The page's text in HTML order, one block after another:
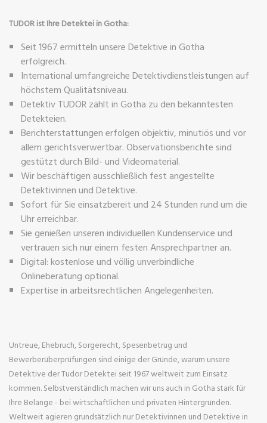
TUDOR ist Ihre Detektei in Gotha:
Seit 1967 ermitteln unsere Detektive in Gotha
erfolgreich.
International umfangreiche Detektivdienstleistungen auf
höchstem Qualitätsniveau.
Detektiv TUDOR zählt in Gotha zu den bekanntesten
Detekteien.
Berichterstattungen erfolgen objektiv, minutiös und vor
allem gerichtsverwertbar. Observationsberichte sind
gestützt durch Bild- und Videomaterial.
Wir beschäftigen ausschließlich fest angestellte
Detektivinnen und Detektive.
Sofort für Sie einsatzbereit und 24 Stunden rund um die
Uhr erreichbar.
Sie genießen unseren individuellen Kundenservice und
vertrauen sich nur einem festen Ansprechpartner an.
Digital: kostenlose und völlig unverbindliche
Onlineberatung optional.
Expertise in arbeitsrechtlichen Angelegenheiten.
Untreue, Ehebruch, Sorgerecht, Spesenbetrug und
Bewerberüberprüfungen sind einige der Gründe, warum unsere
Detektive der Tudor Detektei seit 1967 weltweit zum Einsatz
kommen. Selbstverständlich machen wir uns auch in Gotha stark für
Ihre Belange - bei wirtschaftlichen und privaten Hintergründen.
Weltweit agieren grundsätzlich nur Detektivinnen und Detektive in